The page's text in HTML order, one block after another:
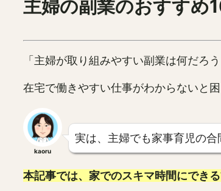
主婦の副業のおすすめ
「主婦が取り組みやすい副業は何だろ
在宅で働きやすい仕事がわからないと困
kaoru
実は、主婦でも家事育児の合
本記事では、家でのスキマ時間にでき